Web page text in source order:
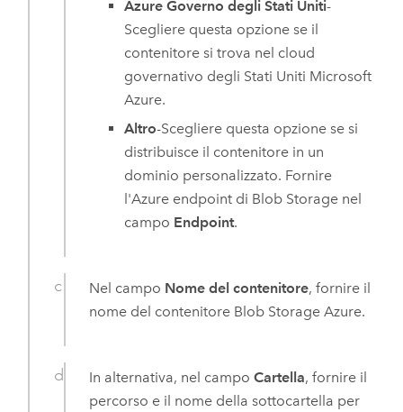
Azure Governo degli Stati Uniti-
Scegliere questa opzione se il
contenitore si trova nel cloud
governativo degli Stati Uniti Microsoft
Azure.
Altro-Scegliere questa opzione se si
distribuisce il contenitore in un
dominio personalizzato. Fornire
l'Azure endpoint di Blob Storage nel
campo Endpoint.
Nel campo Nome del contenitore, fornire il
nome del contenitore Blob StorageAzure.
In alternativa, nel campoCartella, fornire il
percorso e il nome della sottocartella per